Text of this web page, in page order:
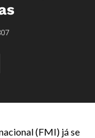
(FMI) já se